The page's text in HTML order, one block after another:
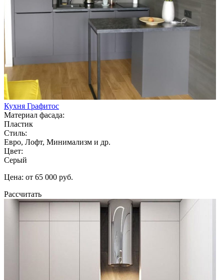
Кухня Графитос
Материал фасада:
Пластик
Стиль:
Евро, Лофт, Минимализм и др.
Цвет:
Серый
Цена: от 65 000 руб.
Рассчитать